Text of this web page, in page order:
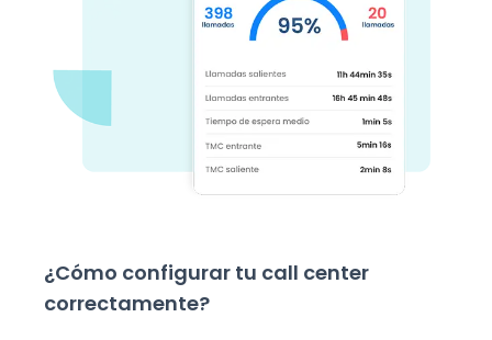
¿Cómo configurar tu call center
correctamente?